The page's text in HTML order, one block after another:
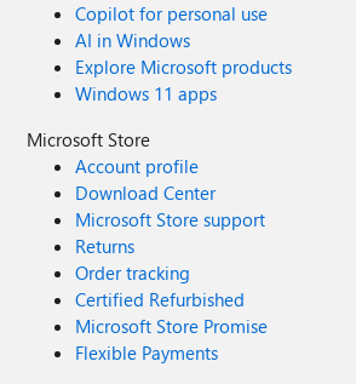
Copilot for personal use
AI in Windows
Explore Microsoft products
Windows 11 apps
Microsoft Store
Account profile
Download Center
Microsoft Store support
Returns
Order tracking
Certified Refurbished
Microsoft Store Promise
Flexible Payments